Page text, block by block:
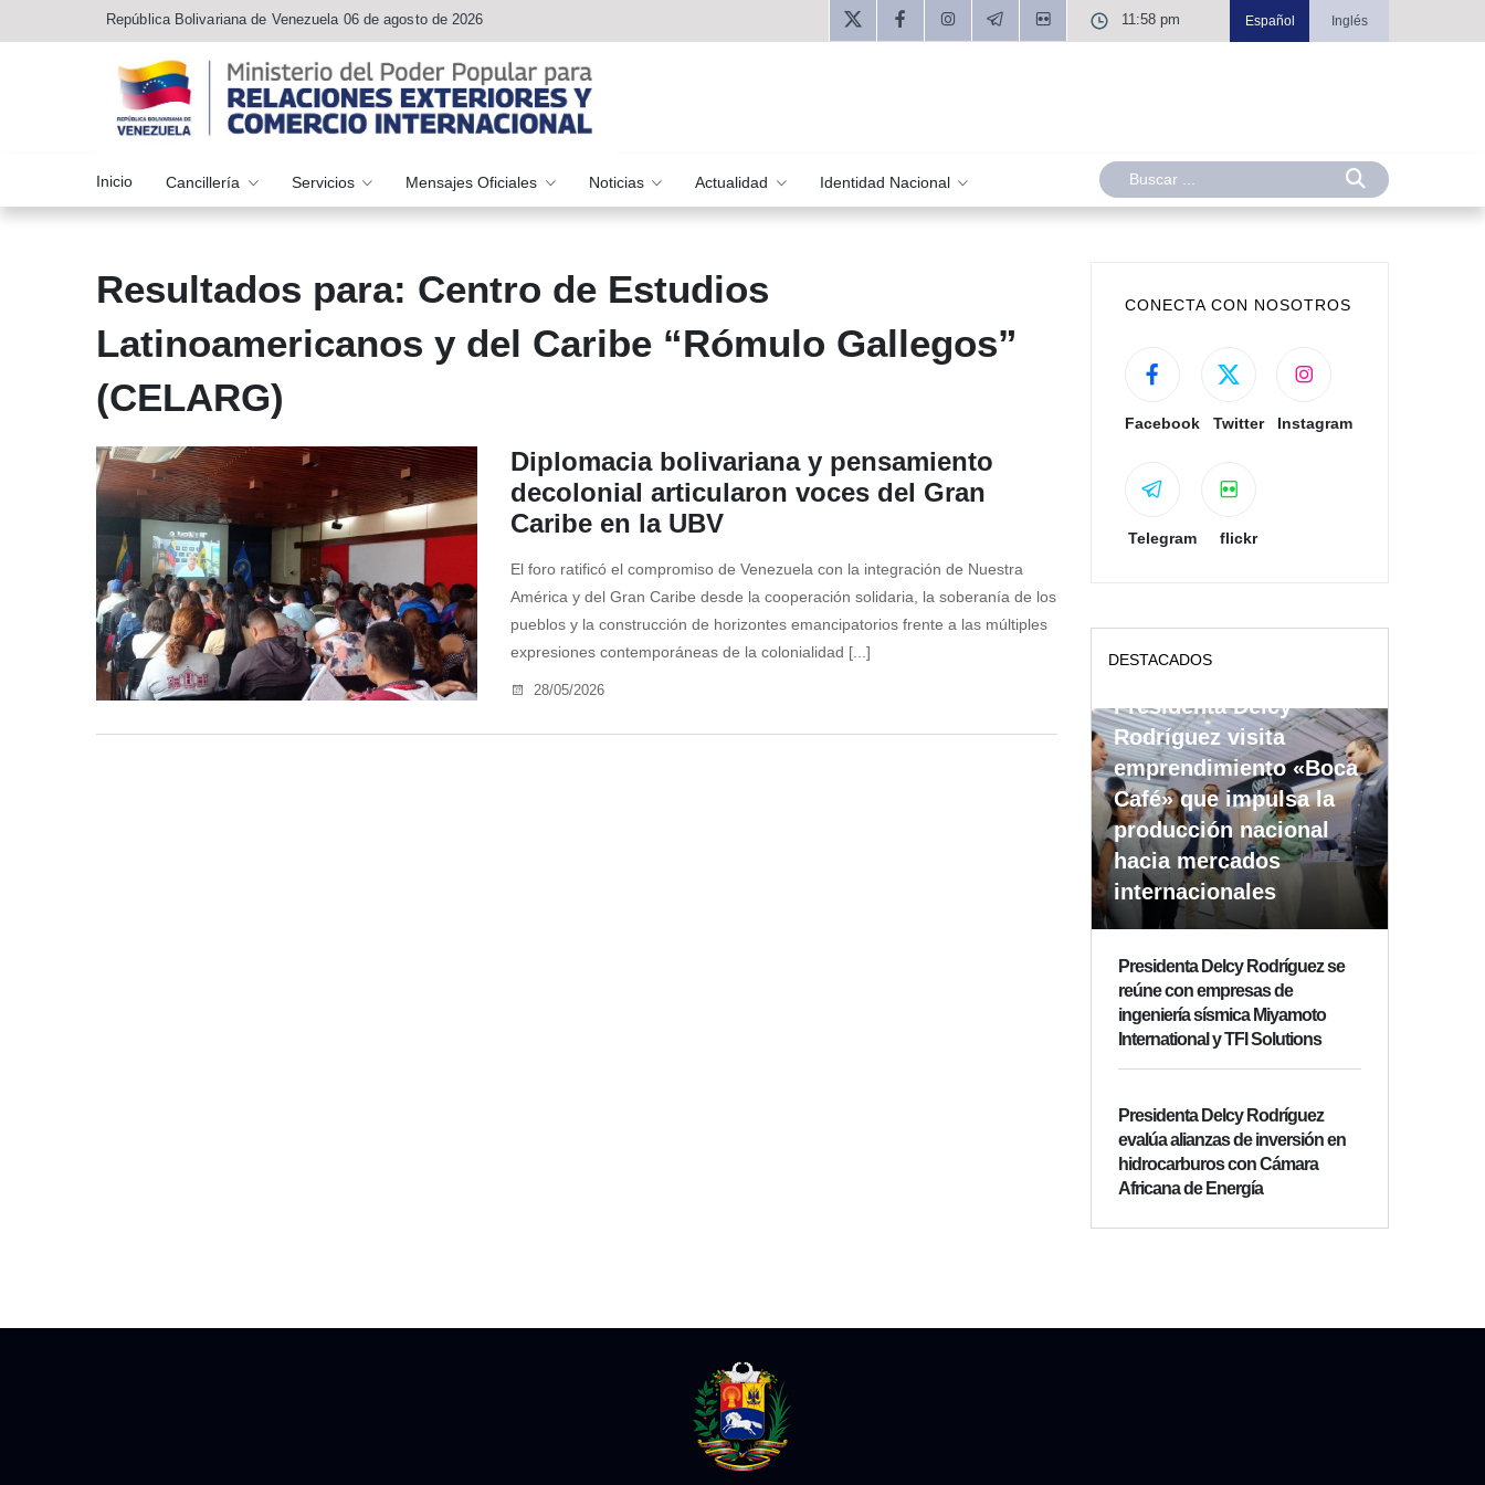
República Bolivariana de Venezuela 06 de agosto de 2026 11:58 pm Español Inglés
Inicio Cancillería Servicios Mensajes Oficiales Noticias Actualidad Identidad Nacional
Resultados para: Centro de Estudios
Latinoamericanos y del Caribe “Rómulo Gallegos”
(CELARG)
Diplomacia bolivariana y pensamiento
decolonial articularon voces del Gran
Caribe en la UBV
El foro ratificó el compromiso de Venezuela con la integración de Nuestra
América y del Gran Caribe desde la cooperación solidaria, la soberanía de los
pueblos y la construcción de horizontes emancipatorios frente a las múltiples
expresiones contemporáneas de la colonialidad [...]
28/05/2026
CONECTA CON NOSOTROS
Facebook Twitter Instagram
Telegram flickr
DESTACADOS
Presidenta Delcy
Rodríguez visita
emprendimiento «Boca
Café» que impulsa la
producción nacional
hacia mercados
internacionales
Presidenta Delcy Rodríguez se
reúne con empresas de
ingeniería sísmica Miyamoto
International y TFI Solutions
Presidenta Delcy Rodríguez
evalúa alianzas de inversión en
hidrocarburos con Cámara
Africana de Energía